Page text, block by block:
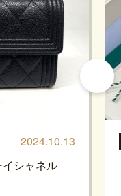
2024.10.13
イシャネル